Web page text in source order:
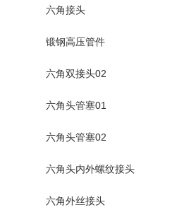
六角接头
锻钢高压管件
六角双接头02
六角头管塞01
六角头管塞02
六角头内外螺纹接头
六角外丝接头